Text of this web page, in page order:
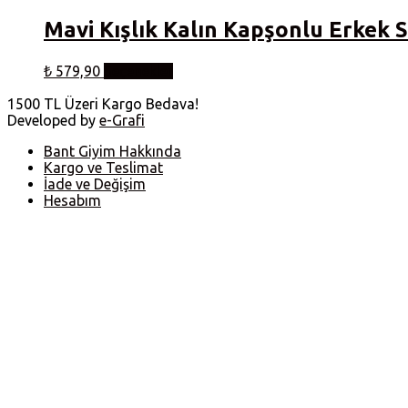
Mavi Kışlık Kalın Kapşonlu Erkek
₺ 579,90
Bu
ürünün
birden
var.
1500 TL Üzeri Kargo Bedava!
Developed by e-Grafi
Bant Giyim Hakkında
Kargo ve Teslimat
İade ve Değişim
Hesabım